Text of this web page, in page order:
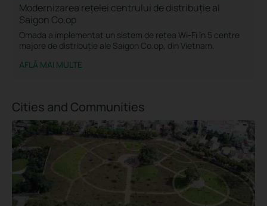
Modernizarea rețelei centrului de distribuție al
Saigon Co.op
Omada a implementat un sistem de rețea Wi-Fi în 5 centre
majore de distribuție ale Saigon Co.op, din Vietnam.
AFLĂ MAI MULTE
Cities and Communities